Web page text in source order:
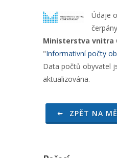
Údaje
Ministerstva vnitra
"Informativní počty
Data počtů obyvatel
aktualizována.
ZPĚT NA